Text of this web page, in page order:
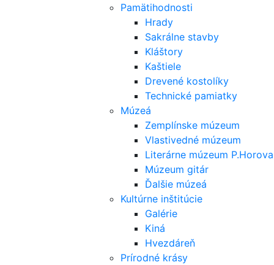
Pamätihodnosti
Hrady
Sakrálne stavby
Kláštory
Kaštiele
Drevené kostolíky
Technické pamiatky
Múzeá
Zemplínske múzeum
Vlastivedné múzeum
Literárne múzeum P.Horova
Múzeum gitár
Ďalšie múzeá
Kultúrne inštitúcie
Galérie
Kiná
Hvezdáreň
Prírodné krásy